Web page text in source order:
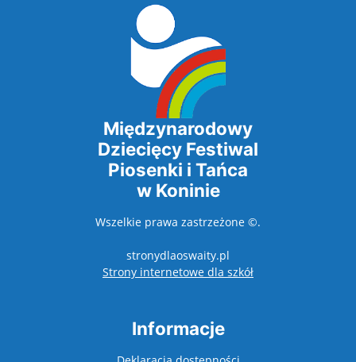
Międzynarodowy
Dziecięcy Festiwal
Piosenki i Tańca
w Koninie
Wszelkie prawa zastrzeżone ©.
stronydlaoswaity.pl
Strony internetowe dla szkółotwiera się w
Informacje